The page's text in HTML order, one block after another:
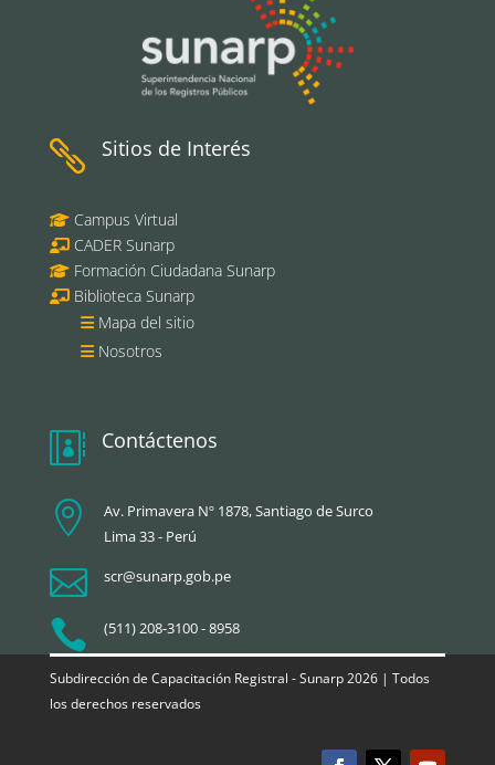
 Sitios de Interés
Campus Virtual
CADER Sunarp
Formación Ciudadana Sunarp
Biblioteca Sunarp
Mapa del sitio
Nosotros
 Contáctenos

Av. Primavera Nº 1878, Santiago de Surco
Lima 33 - Perú
 scr@sunarp.gob.pe
 (511) 208-3100 - 8958
Subdirección de Capacitación Registral - Sunarp 2026 | Todos
los derechos reservados